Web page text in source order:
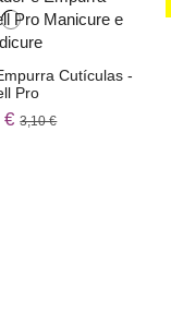
Cutículas -
Pro
€3,10 €